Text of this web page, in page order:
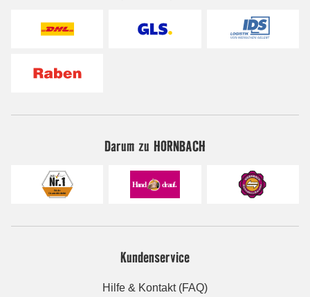
Darum zu HORNBACH
Kundenservice
Hilfe & Kontakt (FAQ)